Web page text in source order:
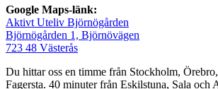
Google Maps-länk:
Aktivt Uteliv Björnögården
Björnögården 1, Björnövägen
723 48 Västerås
Du hittar oss en timme från Stockholm,
Fagersta. 40 minuter från Eskilstuna, Sala och